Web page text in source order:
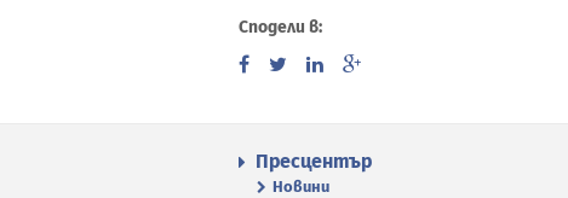
Сподели в:
Пресцентър
Новини